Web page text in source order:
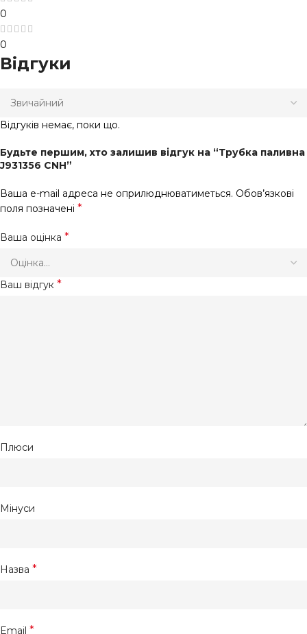
0
0
Відгуки
Відгуків немає, поки що.
Будьте першим, хто залишив відгук на “Трубка паливна
J931356 CNH”
Ваша e-mail адреса не оприлюднюватиметься. Обов’язкові
поля позначені *
Ваша оцінка *
Ваш відгук *
Плюси
Мінуси
Назва *
Email *